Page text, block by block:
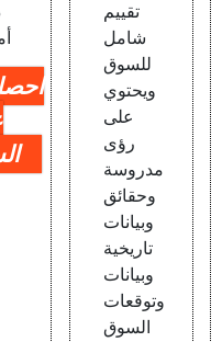
تقييم
شامل
للسوق
ويحتوي
على
رؤى
مدروسة
وحقائق
وبيانات
تاريخية
وبيانات
وتوقعات
السوق